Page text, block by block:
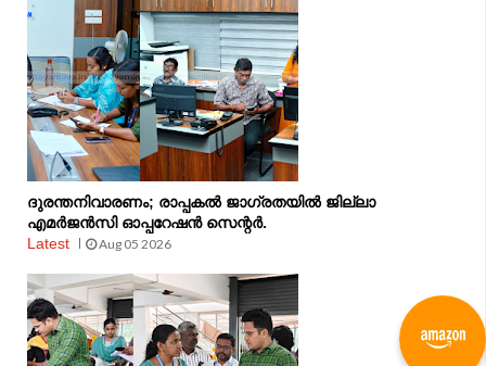
ദുരന്തനിവാരണം; രാപ്പകല്‍ ജാഗ്രതയില്‍ ജില്ലാ
എമര്‍ജന്‍സി ഓപ്പറേഷന്‍ സെന്റര്‍.
Latest
Aug 05 2026